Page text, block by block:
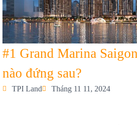
#1 Grand Marina
nào đứng sau?
TPI Land Tháng 11 11, 2024